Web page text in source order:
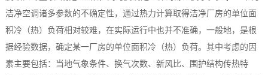
洁净空调诸多参数的不确定性，通过热力计算取得洁净厂房的单位面
积冷（热）负荷相对较难，在实际运行中也并不准确，一般地，是根
据经验数据，确定某一厂房的单位面积冷（热）负荷。其中考虑的因
素主要包括：当地气象条件、换气次数、新风比、围护结构传热特